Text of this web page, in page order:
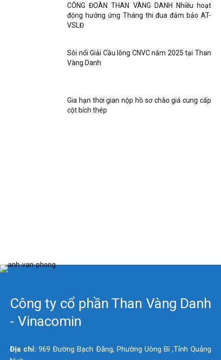
CÔNG ĐOÀN THAN VÀNG DANH Nhiều hoạt
động hưởng ứng Tháng thi đua đảm bảo AT-
VSLĐ
Sôi nổi Giải Cầu lông CNVC năm 2025 tại Than
Vàng Danh
Gia hạn thời gian nộp hồ sơ chào giá cung cấp
cột bích thép
Công ty cổ phần Than Vàng Danh
- Vinacomin
Địa chỉ: 969 Đường Bạch Đằng, Phường Uông Bí ,Tỉnh Quảng